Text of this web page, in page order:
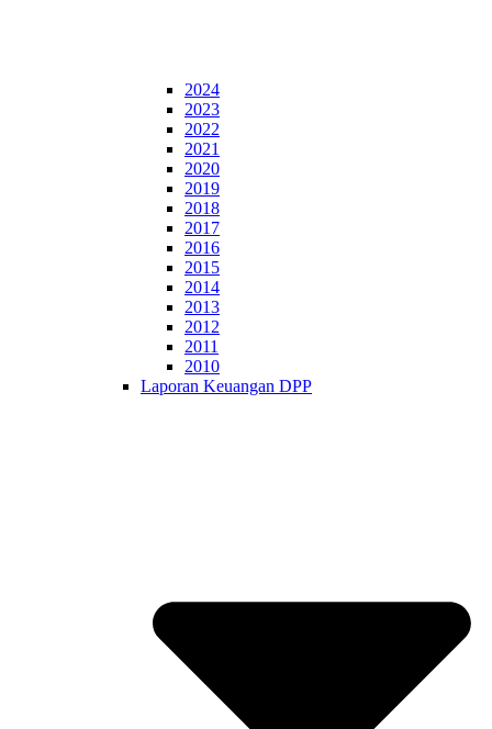
2024
2023
2022
2021
2020
2019
2018
2017
2016
2015
2014
2013
2012
2011
2010
Laporan Keuangan DPP